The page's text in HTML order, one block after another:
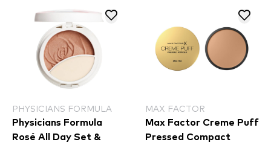
PHYSICIANS FORMULA
Physicians Formula
Rosé All Day Set &
MAX FACTOR
Max Factor Creme Puff
Pressed Compact